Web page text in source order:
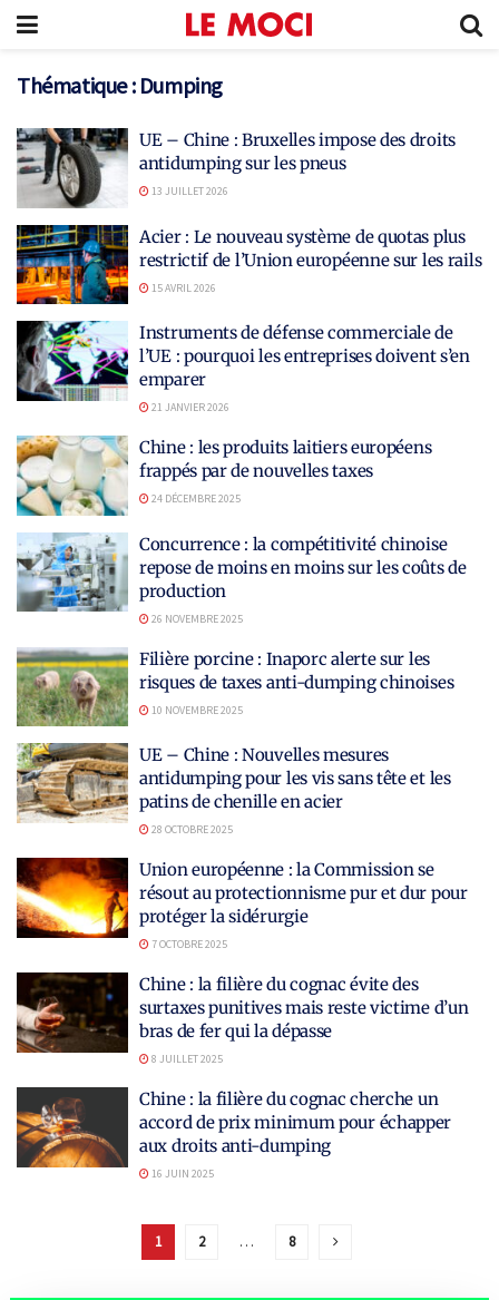
Thématique : Dumping
UE – Chine : Bruxelles impose des droits
antidumping sur les pneus
13 JUILLET 2026
Acier : Le nouveau système de quotas plus
restrictif de l’Union européenne sur les rails
15 AVRIL 2026
Instruments de défense commerciale de
l’UE : pourquoi les entreprises doivent s’en
emparer
21 JANVIER 2026
Chine : les produits laitiers européens
frappés par de nouvelles taxes
24 DÉCEMBRE 2025
Concurrence : la compétitivité chinoise
repose de moins en moins sur les coûts de
production
26 NOVEMBRE 2025
Filière porcine : Inaporc alerte sur les
risques de taxes anti-dumping chinoises
10 NOVEMBRE 2025
UE – Chine : Nouvelles mesures
antidumping pour les vis sans tête et les
patins de chenille en acier
28 OCTOBRE 2025
Union européenne : la Commission se
résout au protectionnisme pur et dur pour
protéger la sidérurgie
7 OCTOBRE 2025
Chine : la filière du cognac évite des
surtaxes punitives mais reste victime d’un
bras de fer qui la dépasse
8 JUILLET 2025
Chine : la filière du cognac cherche un
accord de prix minimum pour échapper
aux droits anti-dumping
16 JUIN 2025
1 2 … 8